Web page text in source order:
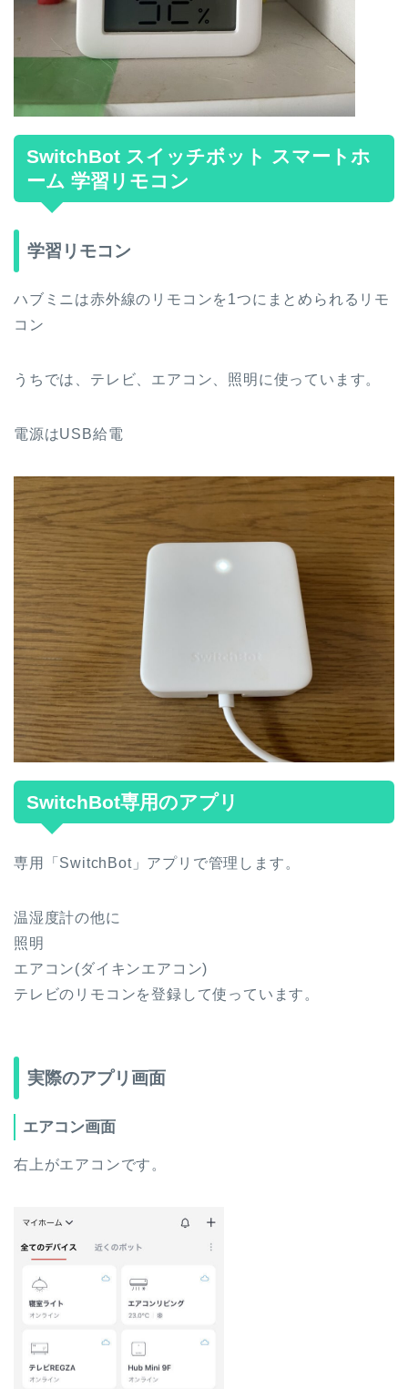
SwitchBot スイッチボット スマートホ
ーム 学習リモコン
学習リモコン
ハブミニは赤外線のリモコンを1つにまとめられるリモ
コン
うちでは、テレビ、エアコン、照明に使っています。
電源はUSB給電
SwitchBot専用のアプリ
専用「SwitchBot」アプリで管理します。
温湿度計の他に
照明
エアコン(ダイキンエアコン)
テレビのリモコンを登録して使っています。
実際のアプリ画面
エアコン画面
右上がエアコンです。